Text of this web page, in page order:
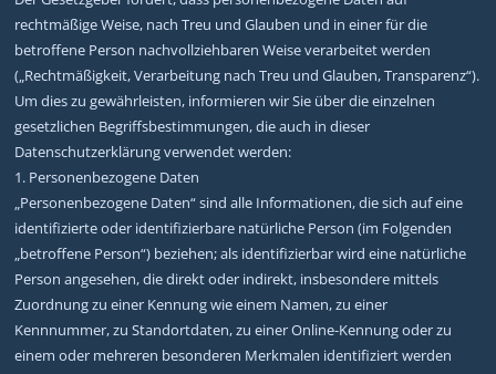
rechtmäßige Weise, nach Treu und Glauben und in einer für die
betroffene Person nachvollziehbaren Weise verarbeitet werden
(„Rechtmäßigkeit, Verarbeitung nach Treu und Glauben, Transparenz“).
Um dies zu gewährleisten, informieren wir Sie über die einzelnen
gesetzlichen Begriffsbestimmungen, die auch in dieser
Datenschutzerklärung verwendet werden:
1. Personenbezogene Daten
„Personenbezogene Daten“ sind alle Informationen, die sich auf eine
identifizierte oder identifizierbare natürliche Person (im Folgenden
„betroffene Person“) beziehen; als identifizierbar wird eine natürliche
Person angesehen, die direkt oder indirekt, insbesondere mittels
Zuordnung zu einer Kennung wie einem Namen, zu einer
Kennnummer, zu Standortdaten, zu einer Online-Kennung oder zu
einem oder mehreren besonderen Merkmalen identifiziert werden